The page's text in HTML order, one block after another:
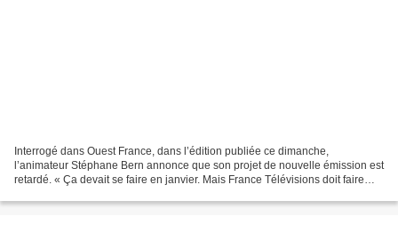
Interrogé dans Ouest France, dans l’édition publiée ce dimanche,
l’animateur Stéphane Bern annonce que son projet de nouvelle émission est
retardé. « Ça devait se faire en janvier. Mais France Télévisions doit faire